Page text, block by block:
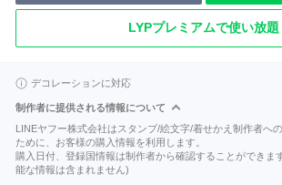
LYPプレミアムで使い放題
デコレーションに対応
制作者に提供される情報について
LINEヤフー株式会社はスタンプ/絵文字/着せかえ制作者へ
ために、お客様の購入情報を利用します。
購入日付、登録国情報は制作者から確認することができま
能な情報は含まれません)